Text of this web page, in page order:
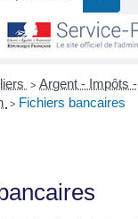
> Argent - Impôts -
> Fichiers bancaires